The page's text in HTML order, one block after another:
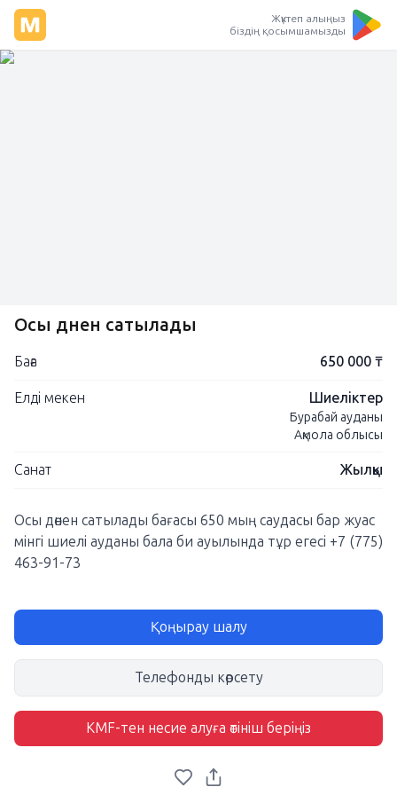
Жүктеп алыңыз
біздің қосымшамызды
Осы дөнен сатылады
Баға 650 000 ₸
Елді мекен Шиеліктер
Бурабай ауданы
Ақмола облысы
Санат Жылқы
Осы дөнен сатылады бағасы 650 мың саудасы бар жуас
мінгі шиелі ауданы бала би ауылында тұр егесі +7 (775)
463-91-73
Қоңырау шалу
Телефонды көрсету
KMF-тен несие алуға өтініш беріңіз